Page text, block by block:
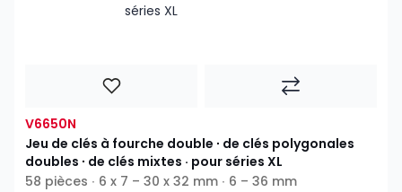
V6650N
Jeu de clés à fourche double ∙ de clés polygonales
doubles ∙ de clés mixtes · pour séries XL
58 pièces ∙ 6 x 7 – 30 x 32 mm ∙ 6 – 36 mm